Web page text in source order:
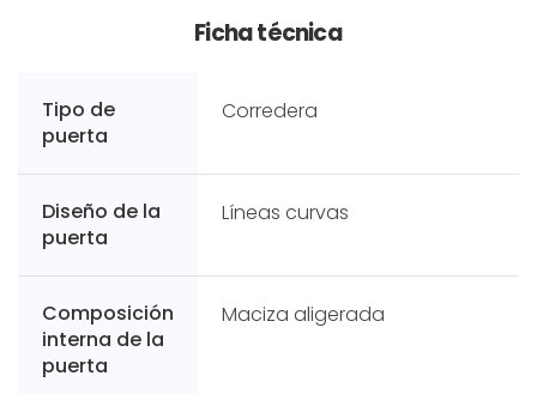
Ficha técnica
Tipo de
puerta
Corredera
Diseño de la
puerta
Líneas curvas
Composición
interna de la
puerta
Maciza aligerada